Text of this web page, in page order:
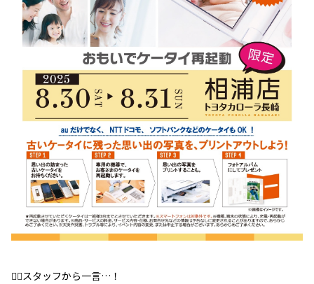
💁‍♀️スタッフから一言…！